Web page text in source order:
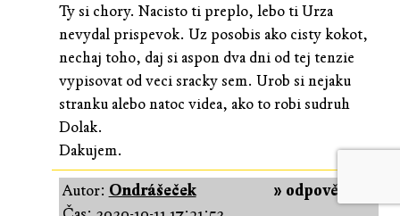
Ty si chory. Nacisto ti preplo, lebo ti Urza
nevydal prispevok. Uz posobis ako cisty kokot,
nechaj toho, daj si aspon dva dni od tej tenzie
vypisovat od veci sracky sem. Urob si nejaku
stranku alebo natoc videa, ako to robi sudruh
Dolak.
Dakujem.
» odpovědět «
Autor: Ondrášeček